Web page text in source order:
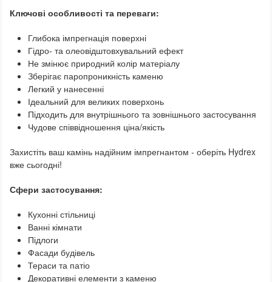
Ключові особливості та переваги:
Глибока імпрегнація поверхні
Гідро- та олеовідштовхувальний ефект
Не змінює природний колір матеріалу
Зберігає паропроникність каменю
Легкий у нанесенні
Ідеальний для великих поверхонь
Підходить для внутрішнього та зовнішнього застосування
Чудове співвідношення ціна/якість
Захистіть ваш камінь надійним імпрегнантом - оберіть Hydrex
вже сьогодні!
Сфери застосування:
Кухонні стільниці
Ванні кімнати
Підлоги
Фасади будівель
Тераси та патіо
Декоративні елементи з каменю